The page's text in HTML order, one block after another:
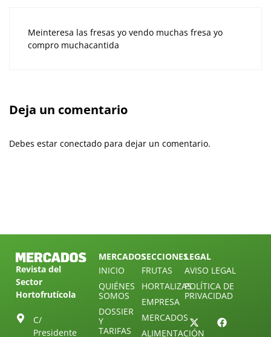
Meinteresa las fresas yo vendo muchas fresa yo
compro muchacantida
Deja un comentario
Debes estar conectado para dejar un comentario.
Revista del
Sector
Hortofrutícola
C/
Presidente
MERCADOS
INICIO
QUIÉNES
SOMOS
DOSSIER
Y
TARIFAS
SECCIONES
FRUTAS
HORTALIZAS
EMPRESA
MERCADOS
ALIMENTACIÓN
LEGAL
AVISO LEGAL
POLÍTICA DE
PRIVACIDAD